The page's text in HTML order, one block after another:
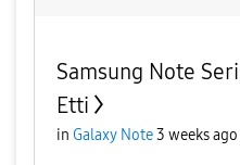
Samsung Note
Etti
in Galaxy Note3 weeks ago